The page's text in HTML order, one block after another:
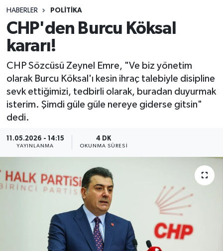
HABERLER POLITIKA
CHP'den Burcu Köksal
kararı!
CHP Sözcüsü Zeynel Emre, "Ve biz yönetim
olarak Burcu Köksal'ı kesin ihraç talebiyle disipline
sevk ettiğimizi, tedbirli olarak, buradan duyurmak
isterim. Şimdi güle güle nereye giderse gitsin"
dedi.
11.05.2026 - 14:15
YAYINLANMA
4 DK
OKUNMA SÜRESI
Spor
Teknoloji
Yaşam